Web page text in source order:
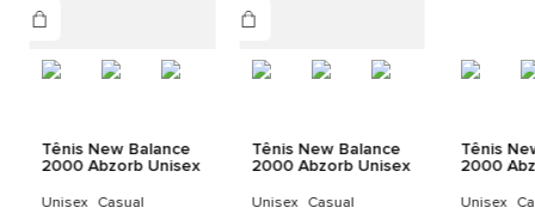
com cápsulas ABZORB SBS;
• Solado segmentado com suporte Stability Web;
• Detalhes refletivos.
Tênis New Balance
2000 Abzorb Unisex
Unisex Casual
Tênis New Balance
2000 Abzorb Unisex
Unisex Casual
Tênis
2000
Unisex